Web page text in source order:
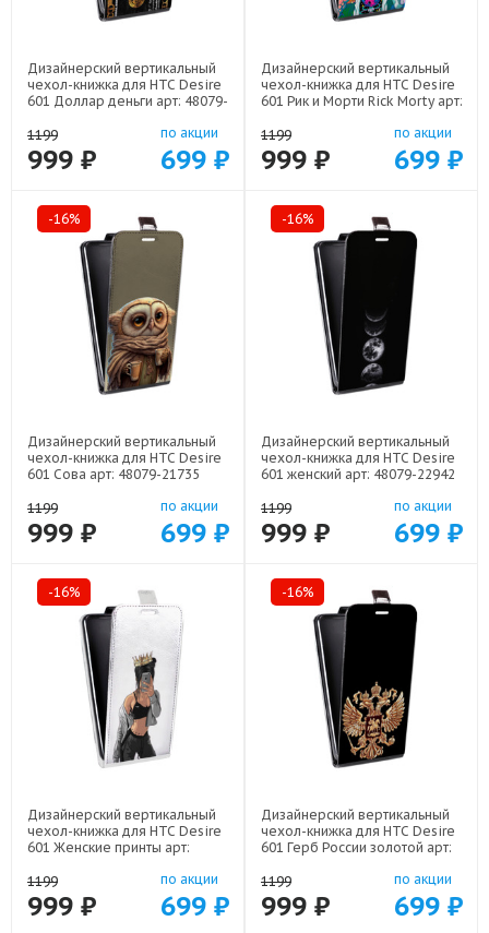
Дизайнерский вертикальный
чехол-книжка для HTC Desire
601 Доллар деньги арт: 48079-
1199
999 ₽
по акции
699 ₽
Дизайнерский вертикальный
чехол-книжка для HTC Desire
601 Рик и Морти Rick Morty арт:
1199
999 ₽
по акции
699 ₽
-16%
Дизайнерский вертикальный
чехол-книжка для HTC Desire
601 Сова арт: 48079-21735
1199
999 ₽
по акции
699 ₽
-16%
Дизайнерский вертикальный
чехол-книжка для HTC Desire
601 женский арт: 48079-22942
1199
999 ₽
по акции
699 ₽
-16%
Дизайнерский вертикальный
чехол-книжка для HTC Desire
601 Женские принты арт:
1199
999 ₽
по акции
699 ₽
-16%
Дизайнерский вертикальный
чехол-книжка для HTC Desire
601 Герб России золотой арт:
1199
999 ₽
по акции
699 ₽